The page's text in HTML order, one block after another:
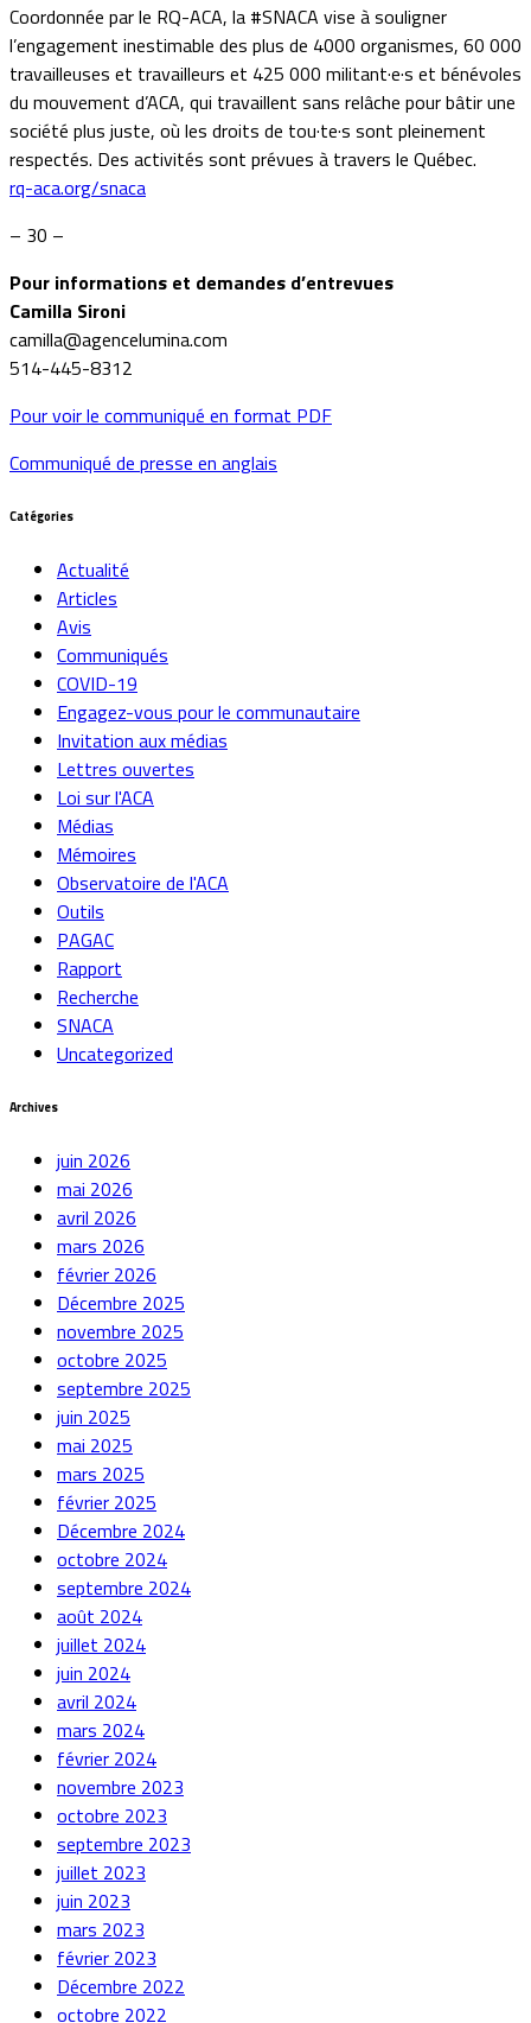
Coordonnée par le RQ-ACA, la #SNACA vise à souligner
l’engagement inestimable des plus de 4000 organismes, 60 000
travailleuses et travailleurs et 425 000 militant·e·s et bénévoles
du mouvement d’ACA, qui travaillent sans relâche pour bâtir une
société plus juste, où les droits de tou·te·s sont pleinement
respectés. Des activités sont prévues à travers le Québec.
rq-aca.org/snaca
– 30 –
Pour informations et demandes d’entrevues
Camilla Sironi
camilla@agencelumina.com
514-445-8312
Pour voir le communiqué en format PDF
Communiqué de presse en anglais
Catégories
Actualité
Articles
Avis
Communiqués
COVID-19
Engagez-vous pour le communautaire
Invitation aux médias
Lettres ouvertes
Loi sur l'ACA
Médias
Mémoires
Observatoire de l'ACA
Outils
PAGAC
Rapport
Recherche
SNACA
Uncategorized
Archives
juin 2026
mai 2026
avril 2026
mars 2026
février 2026
Décembre 2025
novembre 2025
octobre 2025
septembre 2025
juin 2025
mai 2025
mars 2025
février 2025
Décembre 2024
octobre 2024
septembre 2024
août 2024
juillet 2024
juin 2024
avril 2024
mars 2024
février 2024
novembre 2023
octobre 2023
septembre 2023
juillet 2023
juin 2023
mars 2023
février 2023
Décembre 2022
octobre 2022